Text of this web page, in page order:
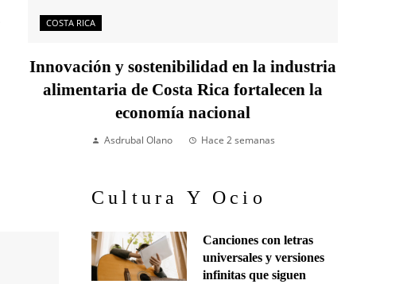
COSTA RICA
Innovación y sostenibilidad en la industria
alimentaria de Costa Rica fortalecen la
economía nacional
Asdrubal Olano Hace 2 semanas
Cultura Y Ocio
Canciones con letras
universales y versiones
infinitas que siguen